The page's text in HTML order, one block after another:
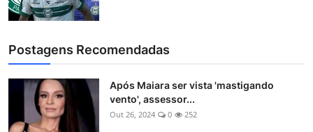
Postagens Recomendadas
Após Maiara ser vista 'mastigando
vento', assessor...
Out 26, 2024 0 252